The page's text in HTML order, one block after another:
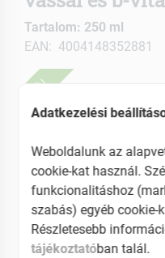
ÚJ
Tartalom: 250 ml
EAN: 4004148352881
Adatkezelési
Weboldalunk az
cookie-kat használ.
funkcionalitáshoz
szabás) egyéb cookie-
Részletesebb
tájékoztatóban talál.